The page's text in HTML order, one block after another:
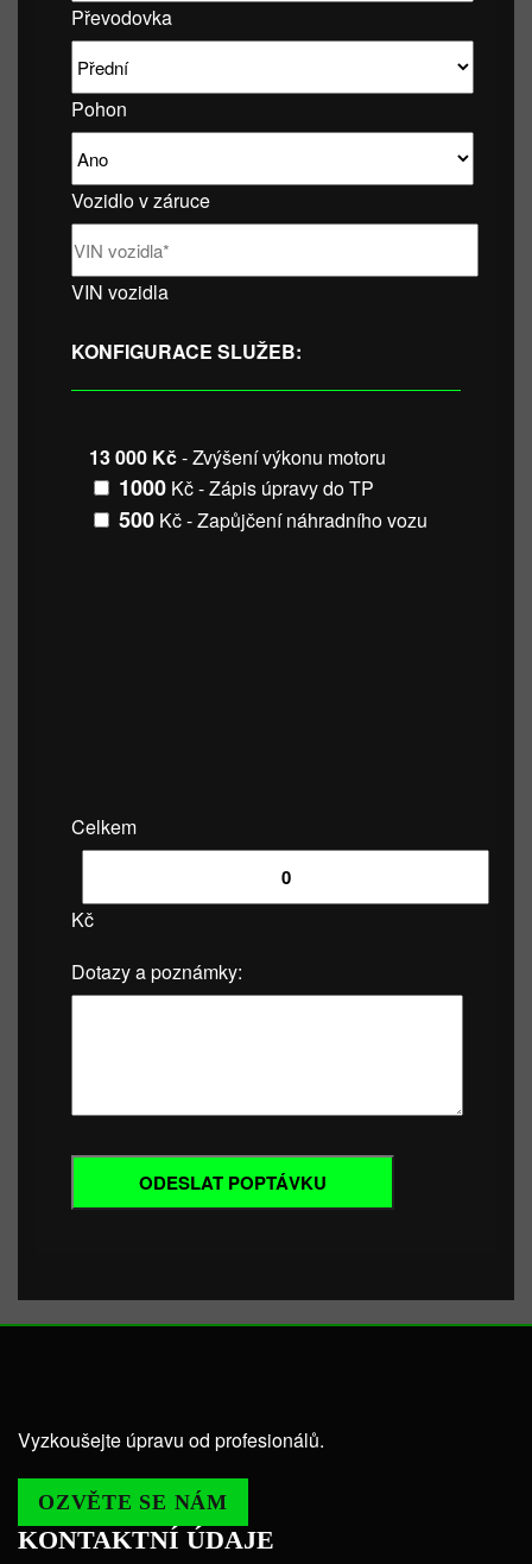
Převodovka
Pohon
Vozidlo v záruce
VIN vozidla
KONFIGURACE SLUŽEB:
13 000 Kč- Zvýšení výkonu motoru
1000 Kč - Zápis úpravy do TP
500 Kč - Zapůjčení náhradního vozu
Celkem
Kč
Dotazy a poznámky:
Vyzkoušejte úpravu od profesionálů.
OZVĚTE SE NÁM
KONTAKTNÍ ÚDAJE